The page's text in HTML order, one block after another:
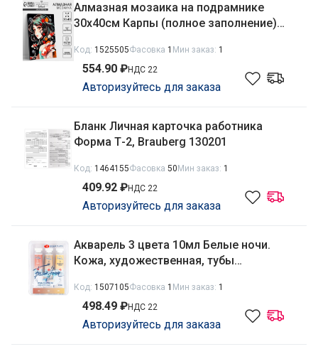
Алмазная мозаика на подрамнике
30х40см Карпы (полное заполнение)
Код: 1525505Фасовка 1 Мин заказ: 1
554.90 ₽НДС 22
Авторизуйтесь для заказа
Бланк Личная карточка работника
Форма Т-2, Brauberg 130201
Код: 1464155Фасовка 50 Мин заказ: 1
409.92 ₽НДС 22
Авторизуйтесь для заказа
Акварель 3 цвета 10мл Белые ночи.
Кожа, художественная, тубы
Код: 1507105Фасовка 1 Мин заказ: 1
498.49 ₽НДС 22
Авторизуйтесь для заказа